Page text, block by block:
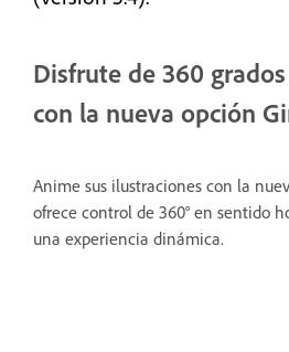
Disfrute de 360
con la nueva opción
Anime sus ilustraciones con la
ofrece control de 360° en sentido
una experiencia dinámica.